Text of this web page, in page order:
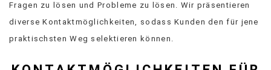
Fragen zu lösen und Probleme zu lösen. Wir präsentieren
diverse Kontaktmöglichkeiten, sodass Kunden den für jene
praktischsten Weg selektieren können.